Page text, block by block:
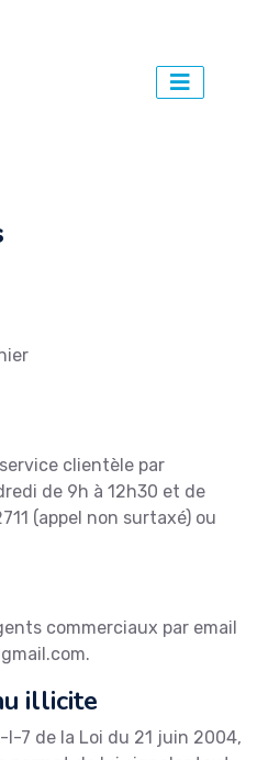
clientèle par
de 9h à 12h30 et de
(appel non surtaxé) ou
commerciaux par email
illicite
7 de la Loi du 21 juin 2004,